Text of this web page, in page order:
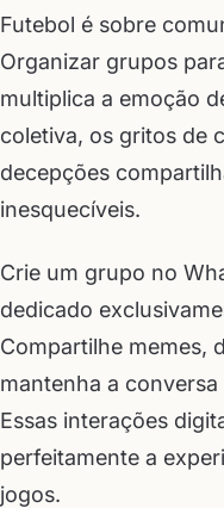
Futebol é sobre
Organizar grupos
multiplica a emoção
coletiva, os gritos de
decepções
inesquecíveis.
Crie um grupo no
dedicado
Compartilhe memes,
mantenha a
Essas interações
perfeitamente a
jogos.